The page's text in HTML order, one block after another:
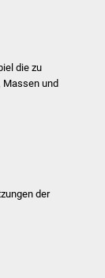
die zu
Massen und
der